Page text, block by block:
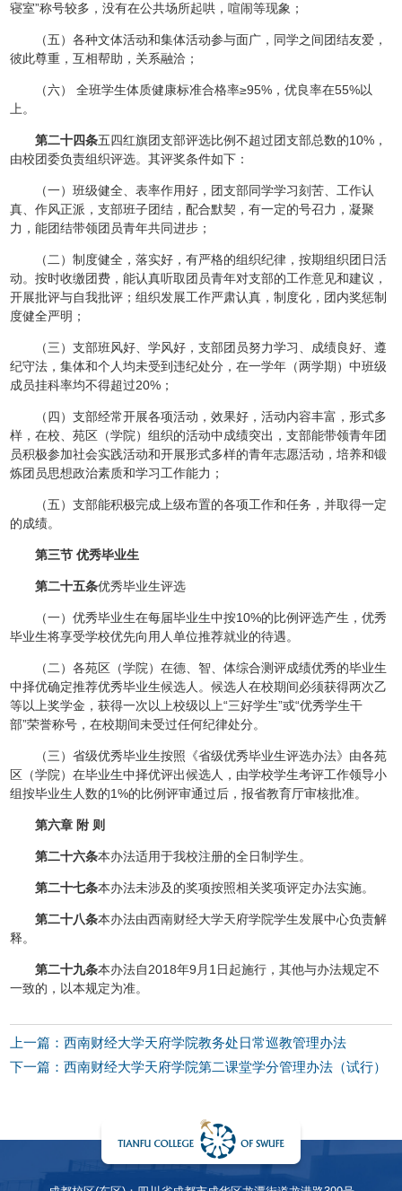
寝室”称号较多，没有在公共场所起哄，喧闹等现象；
（五）各种文体活动和集体活动参与面广，同学之间团结友爱，
彼此尊重，互相帮助，关系融洽；
（六） 全班学生体质健康标准合格率≥95%，优良率在55%以
上。
第二十四条五四红旗团支部评选比例不超过团支部总数的10%，
由校团委负责组织评选。其评奖条件如下：
（一）班级健全、表率作用好，团支部同学学习刻苦、工作认
真、作风正派，支部班子团结，配合默契，有一定的号召力，凝聚
力，能团结带领团员青年共同进步；
（二）制度健全，落实好，有严格的组织纪律，按期组织团日活
动。按时收缴团费，能认真听取团员青年对支部的工作意见和建议，
开展批评与自我批评；组织发展工作严肃认真，制度化，团内奖惩制
度健全严明；
（三）支部班风好、学风好，支部团员努力学习、成绩良好、遵
纪守法，集体和个人均未受到违纪处分，在一学年（两学期）中班级
成员挂科率均不得超过20%；
（四）支部经常开展各项活动，效果好，活动内容丰富，形式多
样，在校、苑区（学院）组织的活动中成绩突出，支部能带领青年团
员积极参加社会实践活动和开展形式多样的青年志愿活动，培养和锻
炼团员思想政治素质和学习工作能力；
（五）支部能积极完成上级布置的各项工作和任务，并取得一定
的成绩。
第三节 优秀毕业生
第二十五条优秀毕业生评选
（一）优秀毕业生在每届毕业生中按10%的比例评选产生，优秀
毕业生将享受学校优先向用人单位推荐就业的待遇。
（二）各苑区（学院）在德、智、体综合测评成绩优秀的毕业生
中择优确定推荐优秀毕业生候选人。候选人在校期间必须获得两次乙
等以上奖学金，获得一次以上校级以上“三好学生”或“优秀学生干
部”荣誉称号，在校期间未受过任何纪律处分。
（三）省级优秀毕业生按照《省级优秀毕业生评选办法》由各苑
区（学院）在毕业生中择优评出候选人，由学校学生考评工作领导小
组按毕业生人数的1%的比例评审通过后，报省教育厅审核批准。
第六章 附 则
第二十六条本办法适用于我校注册的全日制学生。
第二十七条本办法未涉及的奖项按照相关奖项评定办法实施。
第二十八条本办法由西南财经大学天府学院学生发展中心负责解
释。
第二十九条本办法自2018年9月1日起施行，其他与办法规定不
一致的，以本规定为准。
上一篇：西南财经大学天府学院教务处日常巡教管理办法
下一篇：西南财经大学天府学院第二课堂学分管理办法（试行）